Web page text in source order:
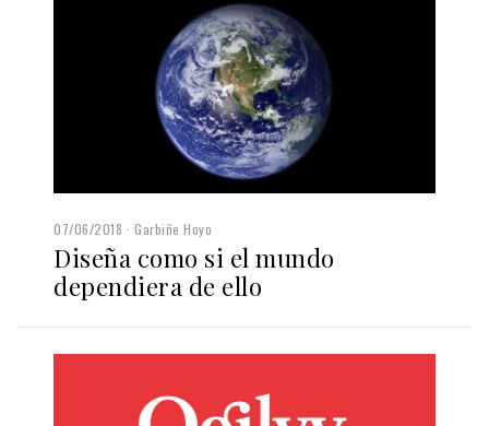
07/06/2018 Garbiñe Hoyo
Diseña como si el mundo
dependiera de ello